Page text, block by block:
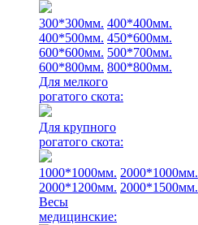
300*300мм. 400*400мм.
400*500мм. 450*600мм.
600*600мм. 500*700мм.
600*800мм. 800*800мм.
Для мелкого
рогатого скота:
Для крупного
рогатого скота:
1000*1000мм. 2000*1000мм.
2000*1200мм. 2000*1500мм.
Весы
медицинские: